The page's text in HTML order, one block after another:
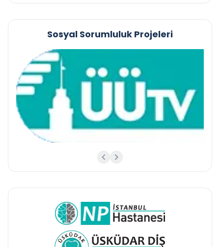
Sosyal Sorumluluk Projeleri